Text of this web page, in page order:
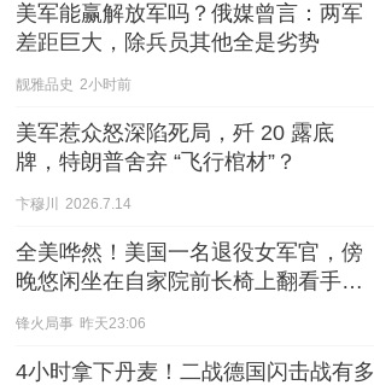
美军能赢解放军吗？俄媒曾言：两军
差距巨大，除兵员其他全是劣势
靓雅品史 2小时前
美军惹众怒深陷死局，歼 20 露底
牌，特朗普舍弃 “飞行棺材”？
卞穆川 2026.7.14
全美哗然！美国一名退役女军官，傍
晚悠闲坐在自家院前长椅上翻看手
机，全程没有任何过激举动。
锋火局事 昨天23:06
4小时拿下丹麦！二战德国闪击战有多